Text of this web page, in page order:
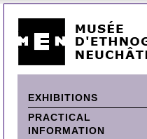
EXHIBITIONS
PRACTICAL
INFORMATION